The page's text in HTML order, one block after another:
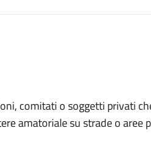
comitati o soggetti privati
amatoriale su strade o aree